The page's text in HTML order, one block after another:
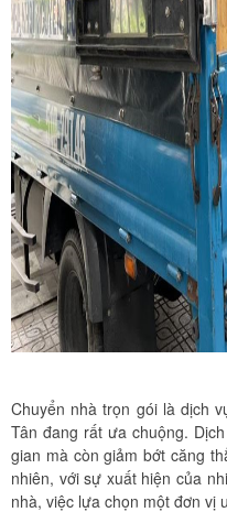
Chuyển nhà trọn gói là dịch
Tân đang rất ưa chuộng.
gian mà còn giảm bớt căng
nhiên, với sự xuất hiện của
nhà, việc lựa chọn một đơn vị